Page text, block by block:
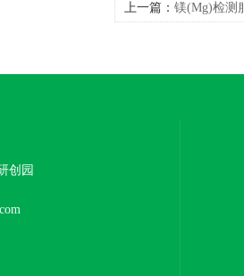
上一篇： 镁(Mg)检测
创园